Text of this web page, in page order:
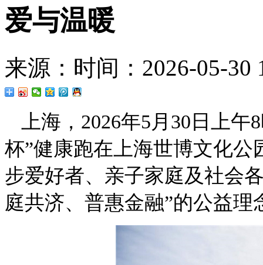
爱与温暖
来源： 时间：2026-05-30
上海，2026年5月30日上
杯”健康跑在上海世博文化
步爱好者、亲子家庭及社会
庭共济、普惠金融”的公益理